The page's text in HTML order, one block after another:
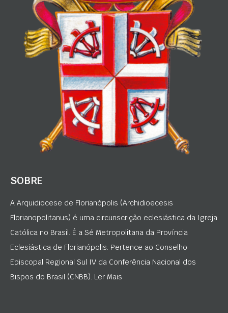
SOBRE
A Arquidiocese de Florianópolis (Archidioecesis
Florianopolitanus) é uma circunscrição eclesiástica da Igreja
Católica no Brasil. É a Sé Metropolitana da Província
Eclesiástica de Florianópolis. Pertence ao Conselho
Episcopal Regional Sul IV da Conferência Nacional dos
Bispos do Brasil (CNBB). Ler Mais